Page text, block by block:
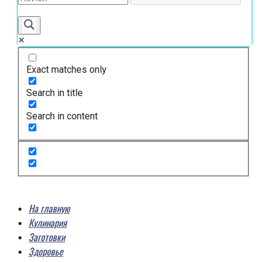
Exact matches only
Search in title
Search in content
На главную
Кулинария
Заготовки
Здоровье